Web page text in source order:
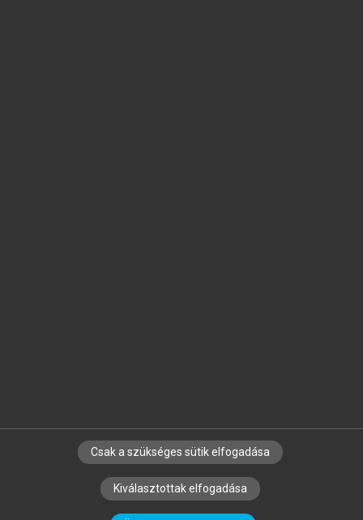
SZERZŐKNEK CÉGEKNEK KÖNYVTÁROSOKNAK
SZERKESZTÉSI ÉS LEKTORÁLÁSI ALAPELVEK
Csak a szükséges sütik elfogadása
Kiválasztottak elfogadása